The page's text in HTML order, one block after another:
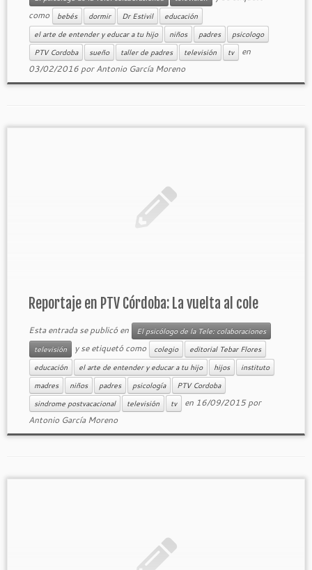
como
bebés dormir Dr Estivil
educación
el arte de entender y educar a tu hijo
niños padres
psicologo
PTV Cordoba
sueño taller de padres televisión tv
en
03/02/2016 porAntonio García Moreno
Reportaje en PTV Córdoba: La vuelta al cole
Esta entrada se publicó en
El psicólogo de la Tele: colaboraciones
televisión
y se etiquetó como colegio
editorial Tebar Flores
educación
el arte de entender y educar a tu hijo hijos
instituto
madres
niños padres psicología
PTV Cordoba
sindrome postvacacional
televisión tv en 16/09/2015 por
Antonio García Moreno